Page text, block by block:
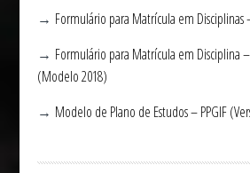
→ Formulário para Matrícula em Disciplinas
→ Formulário para Matrícula em Disciplina
(Modelo 2018)
→ Modelo de Plano de Estudos – PPGIF